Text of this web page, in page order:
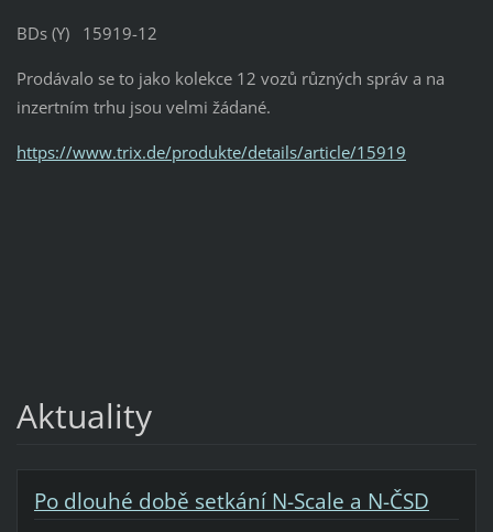
BDs (Y) 15919-12
Prodávalo se to jako kolekce 12 vozů různých správ a na
inzertním trhu jsou velmi žádané.
https://www.trix.de/produkte/details/article/15919
Aktuality
Po dlouhé době setkání N-Scale a N-ČSD